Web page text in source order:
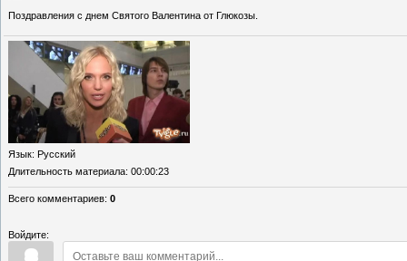
Поздравления с днем Святого Валентина от Глюкозы.
Язык: Русский
Длительность материала: 00:00:23
Всего комментариев: 0
Войдите: